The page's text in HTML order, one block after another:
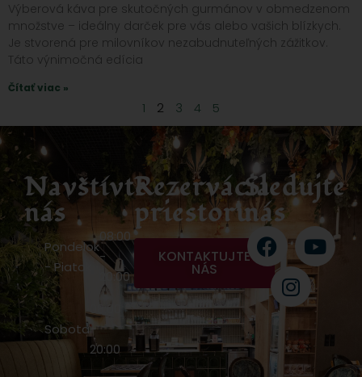
Výberová káva pre skutočných gurmánov v obmedzenom
množstve – ideálny darček pre vás alebo vašich blízkych.
Je stvorená pre milovníkov nezabudnuteľných zážitkov.
Táto výnimočná edícia
Čítať viac »
1 2 3 4 5
Navštívte
nás
Pondelok
- Piatok
08:00
-
20:00
Sobota
08:00
-
20:00
Rezervácia
priestoru
KONTAKTUJTE
NÁS
Sledujte
nás